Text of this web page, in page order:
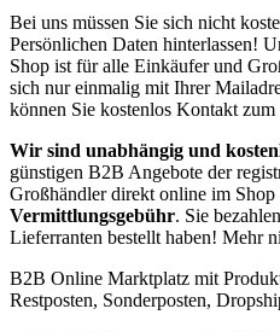
Bei uns müssen Sie sich nicht
Persönlichen Daten hinterlassen!
Shop ist für alle Einkäufer und
sich nur einmalig mit Ihrer
können Sie kostenlos Kontakt
Wir sind unabhängig und
günstigen B2B Angebote der
Großhändler direkt online im
Vermittlungsgebühr. Sie
Lieferranten bestellt haben! Mehr
B2B Online Marktplatz mit
Restposten, Sonderposten,